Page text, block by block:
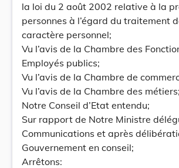
la loi du 2 août 2002 relative à la
personnes à l’égard du traitement
caractère personnel;
Vu l’avis de la Chambre des
Employés publics;
Vu l’avis de la Chambre de
Vu l’avis de la Chambre des métiers;
Notre Conseil d’Etat entendu;
Sur rapport de Notre Ministre
Communications et après
Gouvernement en conseil;
Arrêtons: